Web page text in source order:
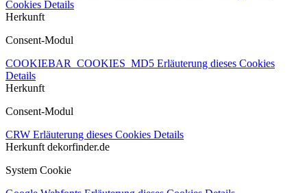
Cookies Details
Herkunft
Consent-Modul
COOKIEBAR_COOKIES_MD5 Erläuterung dieses Cookies
Details
Herkunft
Consent-Modul
CRW Erläuterung dieses Cookies Details
Herkunft dekorfinder.de
System Cookie